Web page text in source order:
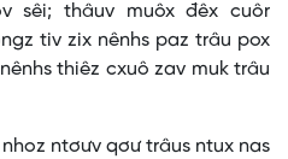
sêi; thâuv muôx đêx cuôr
tiv zix nênhs paz trâu pox
thiêz cxuô zav muk trâu
nhoz ntơưv qơư trâus ntux nas